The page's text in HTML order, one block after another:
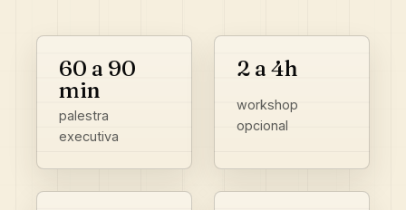
60 a 90
min
palestra
executiva
2 a 4h
workshop
opcional